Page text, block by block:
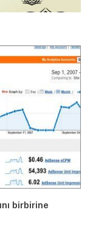
birbirine